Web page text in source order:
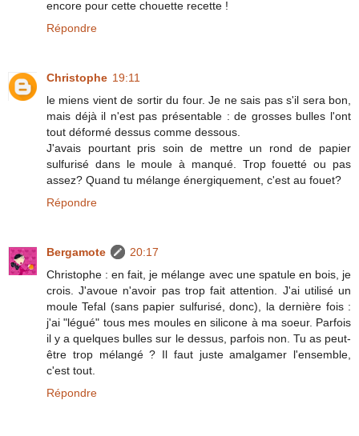
encore pour cette chouette recette !
Répondre
Christophe 19:11
le miens vient de sortir du four. Je ne sais pas s'il sera bon,
mais déjà il n'est pas présentable : de grosses bulles l'ont
tout déformé dessus comme dessous.
J'avais pourtant pris soin de mettre un rond de papier
sulfurisé dans le moule à manqué. Trop fouetté ou pas
assez? Quand tu mélange énergiquement, c'est au fouet?
Répondre
Bergamote
20:17
Christophe : en fait, je mélange avec une spatule en bois, je
crois. J'avoue n'avoir pas trop fait attention. J'ai utilisé un
moule Tefal (sans papier sulfurisé, donc), la dernière fois :
j'ai "légué" tous mes moules en silicone à ma soeur. Parfois
il y a quelques bulles sur le dessus, parfois non. Tu as peut-
être trop mélangé ? Il faut juste amalgamer l'ensemble,
c'est tout.
Répondre